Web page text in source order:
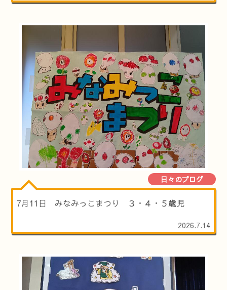
日々のブログ
7月11日 みなみっこまつり ３・４・５歳児
2026.7.14